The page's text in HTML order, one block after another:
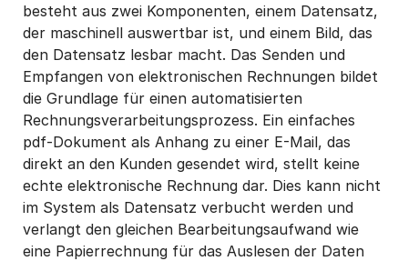
besteht aus zwei Komponenten, einem Datensatz,
der maschinell auswertbar ist, und einem Bild, das
den Datensatz lesbar macht. Das Senden und
Empfangen von elektronischen Rechnungen bildet
die Grundlage für einen automatisierten
Rechnungsverarbeitungsprozess. Ein einfaches
pdf-Dokument als Anhang zu einer E-Mail, das
direkt an den Kunden gesendet wird, stellt keine
echte elektronische Rechnung dar. Dies kann nicht
im System als Datensatz verbucht werden und
verlangt den gleichen Bearbeitungsaufwand wie
eine Papierrechnung für das Auslesen der Daten